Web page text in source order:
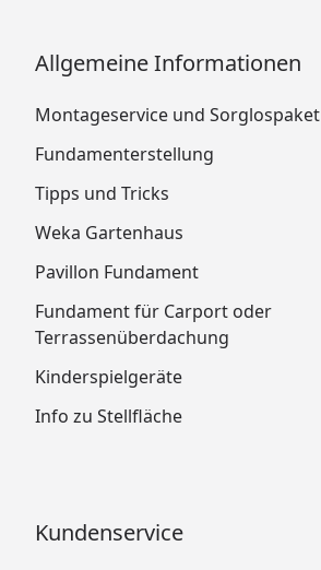
Allgemeine Informationen
Montageservice und Sorglospaket
Fundamenterstellung
Tipps und Tricks
Weka Gartenhaus
Pavillon Fundament
Fundament für Carport oder
Terrassenüberdachung
Kinderspielgeräte
Info zu Stellfläche
Kundenservice